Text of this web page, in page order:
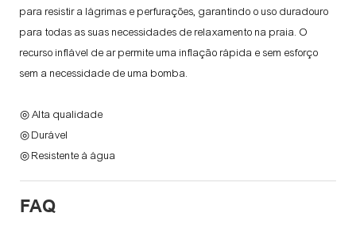
para resistir a lágrimas e perfurações, garantindo o uso duradouro
para todas as suas necessidades de relaxamento na praia. O
recurso inflável de ar permite uma inflação rápida e sem esforço
sem a necessidade de uma bomba.
◎ Alta qualidade
◎ Durável
◎ Resistente à água
FAQ